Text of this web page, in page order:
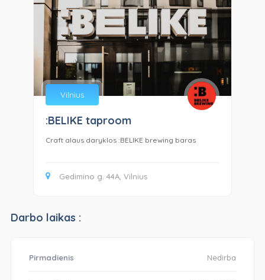
Vilnius
:BELIKE taproom
Craft alaus daryklos :BELIKE brewing baras
Gedimino g. 44A, Vilnius
Darbo laikas :
Pirmadienis Nedirba